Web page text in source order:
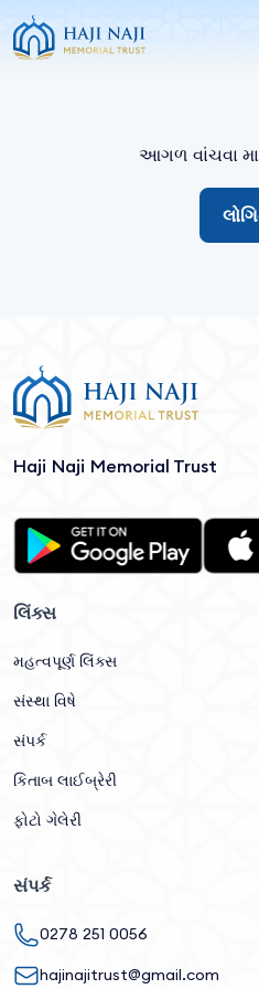
આગળ વાંચવા
Haji Naji Memorial Trust
લિંક્સ
મહત્વપૂર્ણ લિંક્સ
સંસ્થા વિષે
સંપર્ક
કિતાબ લાઈબ્રેરી
ફોટો ગેલેરી
સંપર્ક
0278 251 0056
hajinajitrust@gmail.com